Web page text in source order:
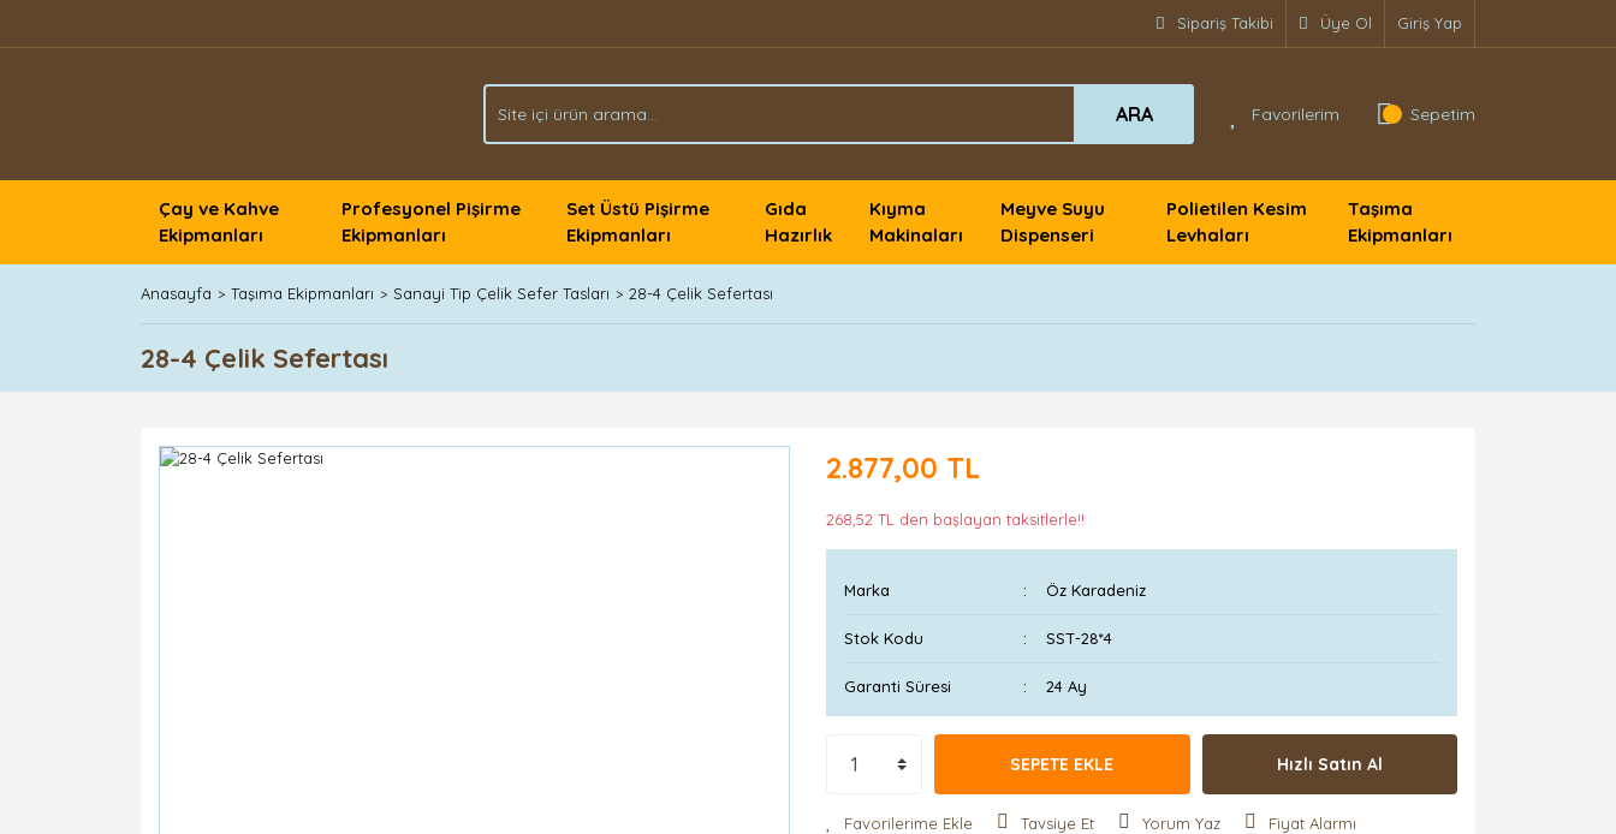
Sipariş Takibi Üye Ol Giriş Yap
ARA Favorilerim Sepetim
Çay ve Kahve
Ekipmanları
Profesyonel Pişirme
Ekipmanları
Set Üstü Pişirme
Ekipmanları
Gıda
Hazırlık
Kıyma
Makinaları
Meyve Suyu
Dispenseri
Polietilen Kesim
Levhaları
Taşıma
Ekipmanları
Anasayfa Taşıma Ekipmanları Sanayi Tip Çelik Sefer Tasları 28-4 Çelik Sefertası
28-4 Çelik Sefertası
2.877,00 TL
268,52 TL den başlayan taksitlerle!!
Marka Öz Karadeniz
Stok Kodu SST-28*4
Garanti Süresi 24 Ay
SEPETE EKLE Hızlı Satın Al
Tavsiye Et Yorum Yaz Fiyat Alarmı